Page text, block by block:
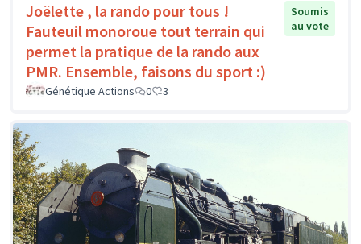
Joëlette , la rando pour tous !
Fauteuil monoroue tout terrain qui
permet la pratique de la rando aux
PMR. Ensemble, faisons du sport :)
Soumis
au vote
Génétique Actions 0 3